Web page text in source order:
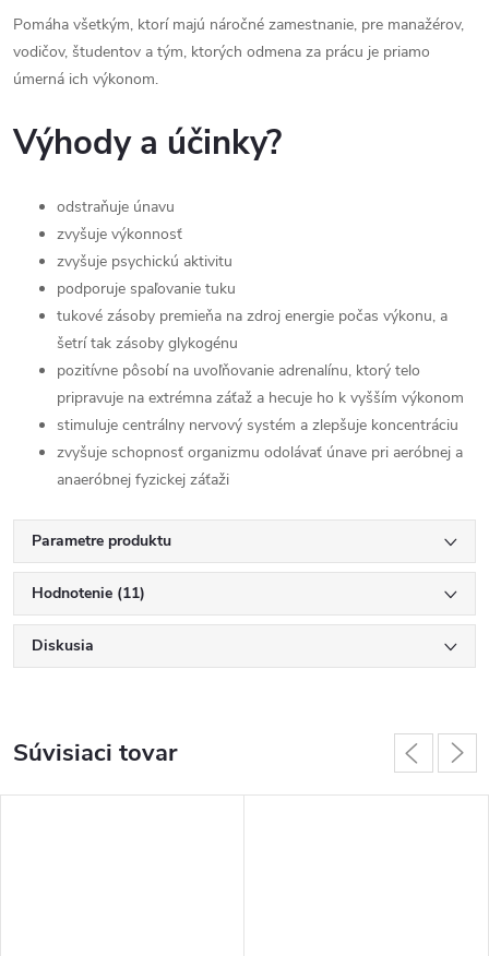
Pomáha všetkým, ktorí majú náročné zamestnanie, pre manažérov,
vodičov, študentov a tým, ktorých odmena za prácu je priamo
úmerná ich výkonom.
Výhody a účinky?
odstraňuje únavu
zvyšuje výkonnosť
zvyšuje psychickú aktivitu
podporuje spaľovanie tuku
tukové zásoby premieňa na zdroj energie počas výkonu, a
šetrí tak zásoby glykogénu
pozitívne pôsobí na uvoľňovanie adrenalínu, ktorý telo
pripravuje na extrémna záťaž a hecuje ho k vyšším výkonom
stimuluje centrálny nervový systém a zlepšuje koncentráciu
zvyšuje schopnosť organizmu odolávať únave pri aeróbnej a
anaeróbnej fyzickej záťaži
Parametre produktu
Hodnotenie (11)
Diskusia
Súvisiaci tovar